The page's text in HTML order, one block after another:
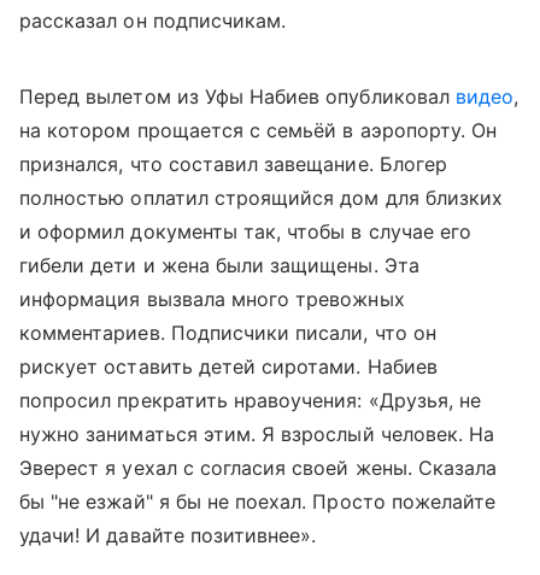
рассказал он подписчикам.
Перед вылетом из Уфы Набиев опубликовал видео,
на котором прощается с семьёй в аэропорту. Он
признался, что составил завещание. Блогер
полностью оплатил строящийся дом для близких
и оформил документы так, чтобы в случае его
гибели дети и жена были защищены. Эта
информация вызвала много тревожных
комментариев. Подписчики писали, что он
рискует оставить детей сиротами. Набиев
попросил прекратить нравоучения: «Друзья, не
нужно заниматься этим. Я взрослый человек. На
Эверест я уехал с согласия своей жены. Сказала
бы "не езжай" я бы не поехал. Просто пожелайте
удачи! И давайте позитивнее».